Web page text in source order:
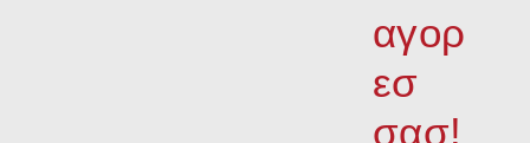
αγορ
εσ
σασ!